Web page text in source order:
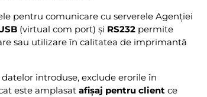
pentru comunicare cu serverele Agenției
(virtual com port) și RS232 permite
sau utilizare în calitatea de imprimantă
introduse, exclude erorile în
este amplasat afișaj pentru client ce